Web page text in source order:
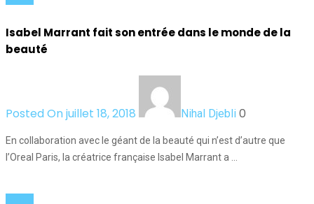
Isabel Marrant fait son entrée dans le monde de la
beauté
Posted On juillet 18, 2018 Nihal Djebli 0
En collaboration avec le géant de la beauté qui n’est d’autre que
l’Oreal Paris, la créatrice française Isabel Marrant a …